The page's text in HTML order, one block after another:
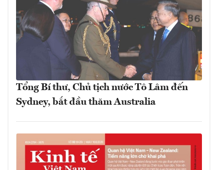
Tổng Bí thư, Chủ tịch nước Tô Lâm đến
Sydney, bắt đầu thăm Australia